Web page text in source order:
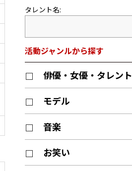
タレント名:
活動ジャンルから探す
俳優・女優・タレント
モデル
音楽
お笑い